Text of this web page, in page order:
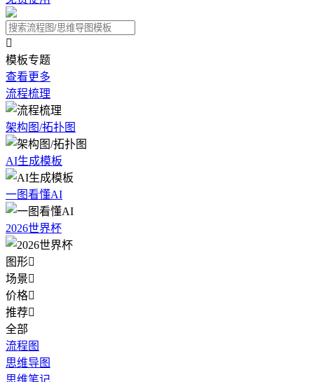

模板专题
查看更多
流程梳理
架构图/拓扑图
AI生成模板
一图看懂AI
2026世界杯
图形
场景
价格
推荐
全部
流程图
思维导图
思维笔记